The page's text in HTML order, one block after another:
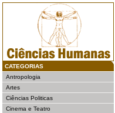
CATEGORIAS
Antropologia
Artes
Ciências Politicas
Cinema e Teatro